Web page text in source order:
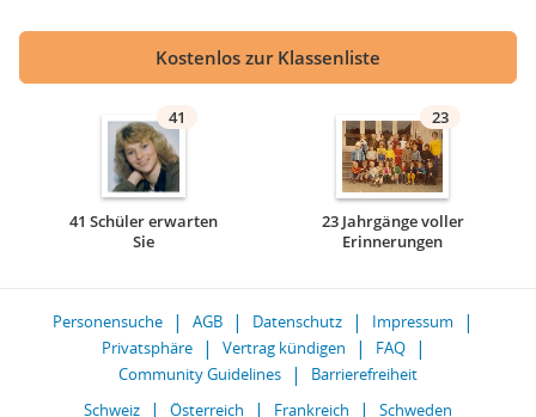
Kostenlos zur Klassenliste
41
41 Schüler erwarten
Sie
23
23 Jahrgänge voller
Erinnerungen
Personensuche AGB Datenschutz
Impressum
Privatsphäre
Vertrag kündigen
FAQ
Community Guidelines
Barrierefreiheit
Schweiz
Österreich Frankreich Schweden